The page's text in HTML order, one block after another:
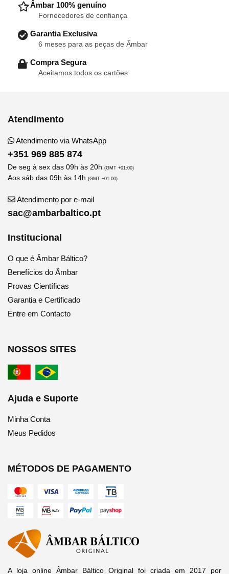
– Âmbar 100% genuíno
Fornecedores de confiança
– Garantia Exclusiva
6 meses para as peças de Âmbar
– Compra Segura
Aceitamos todos os cartões
Atendimento
Atendimento via WhatsApp
+351 969 885 874
De seg à sex das 09h às 20h (GMT +01:00)
Aos sáb das 09h às 14h (GMT +01:00)
Atendimento por e-mail
sac@ambarbaltico.pt
Institucional
O que é Âmbar Báltico?
Benefícios do Âmbar
Provas Científicas
Garantia e Certificado
Entre em Contacto
NOSSOS SITES
Ajuda e Suporte
Minha Conta
Meus Pedidos
MÉTODOS DE PAGAMENTO
A loja online Âmbar Báltico Original foi criada em 2017 por